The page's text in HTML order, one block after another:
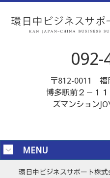
092-
〒812-0011 福
博多駅前２－１
ズマンション
MENU
環日中ビジネスサポート株式